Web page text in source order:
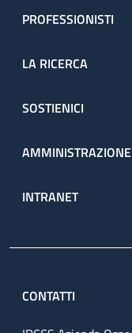
PROFESSIONISTI
LA RICERCA
SOSTIENICI
INTRANET
CONTATTI